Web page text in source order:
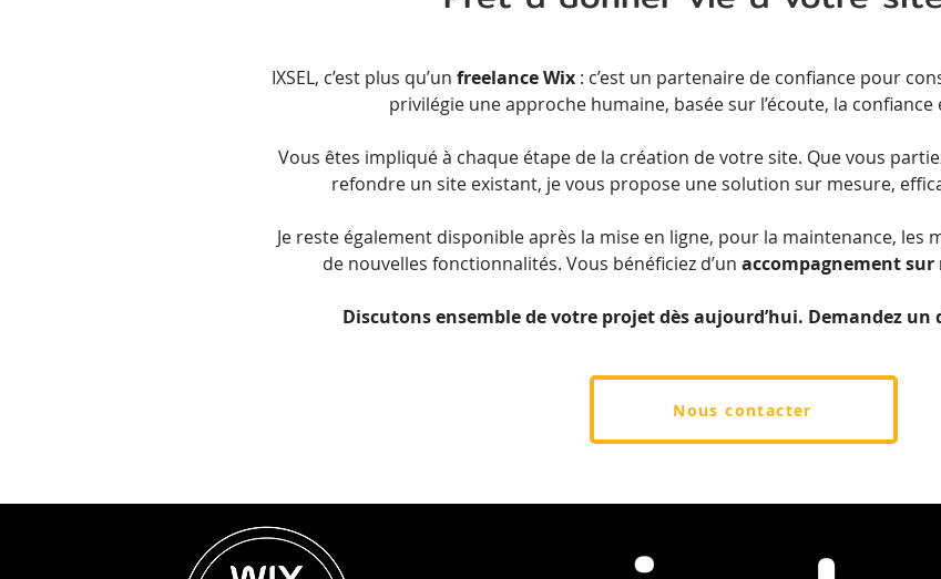
IXSEL, c’est plus qu’un freelance Wix : c’est un partenaire de confiance pour
privilégie une approche humaine, basée sur l’écoute, la
Vous êtes impliqué à chaque étape de la création de votre site. Que vous
refondre un site existant, je vous propose une solution sur mesure,
Je reste également disponible après la mise en ligne, pour la maintenance, les
de nouvelles fonctionnalités. Vous bénéficiez d’un accompagnement sur
Discutons ensemble de votre projet dès aujourd’hui. Demandez un
Nous contacter